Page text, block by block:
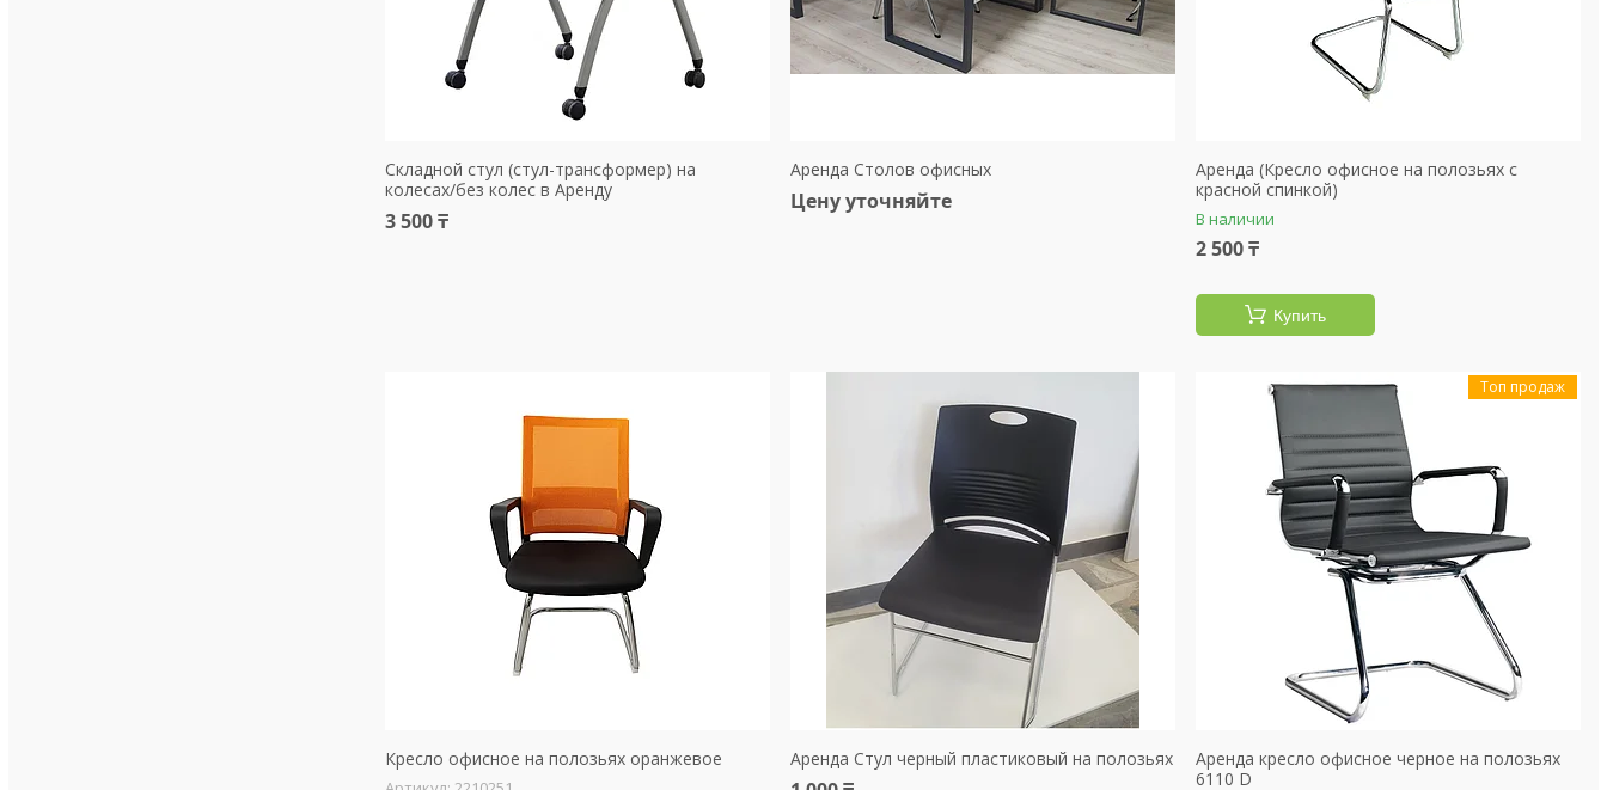
Складной стул (стул-трансформер) на
колесах/без колес в Аренду
3 500 ₸
Аренда Столов офисных
Цену уточняйте
Аренда (Кресло офисное на полозьях с
красной спинкой)
В наличии
2 500 ₸
Купить
Кресло офисное на полозьях оранжевое Аренда Стул черный пластиковый на полозьях
Топ продаж
Аренда кресло офисное черное на полозьях
6110 D